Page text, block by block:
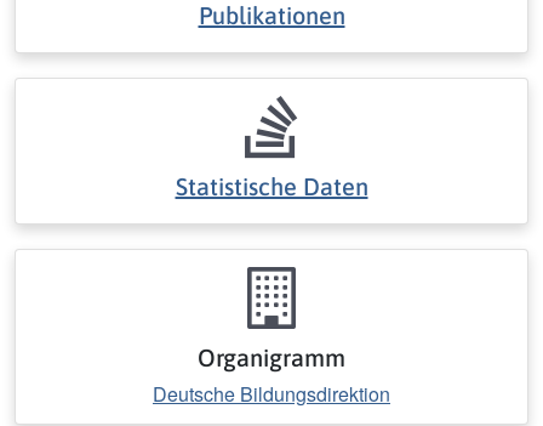
Publikationen
Statistische Daten
Organigramm
Deutsche Bildungsdirektion